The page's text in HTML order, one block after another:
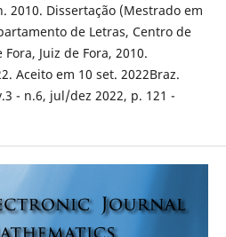
2010. Dissertação (Mestrado em
de Letras, Centro de
Juiz de Fora, 2010.
Aceito em 10 set. 2022Braz.
- n.6, jul/dez 2022, p. 121 -